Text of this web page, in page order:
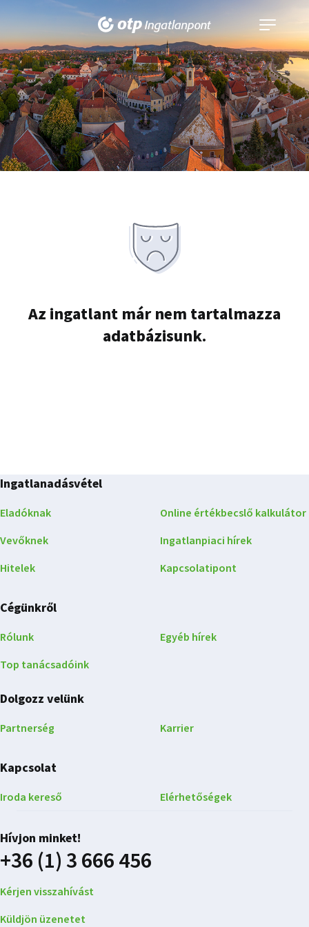
Navigáció
kinyitása
Az ingatlant már nem tartalmazza
adatbázisunk.
Ingatlanadásvétel
Eladóknak
Vevőknek
Hitelek
Online értékbecslő kalkulátor
Ingatlanpiaci hírek
Kapcsolatipont
Cégünkről
Rólunk
Top tanácsadóink
Egyéb hírek
Dolgozz velünk
Partnerség Karrier
Kapcsolat
Iroda kereső Elérhetőségek
Hívjon minket!
+36 (1) 3 666 456
Kérjen visszahívást
Küldjön üzenetet